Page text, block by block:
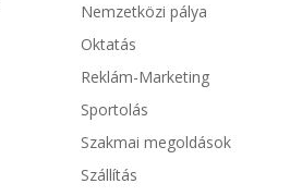
Nemzetközi pálya
Oktatás
Reklám-Marketing
Sportolás
Szakmai megoldások
Szállítás